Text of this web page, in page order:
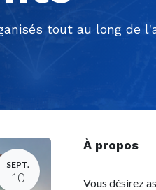
tout au long de
SEPT.
10
À propos
Vous désirez